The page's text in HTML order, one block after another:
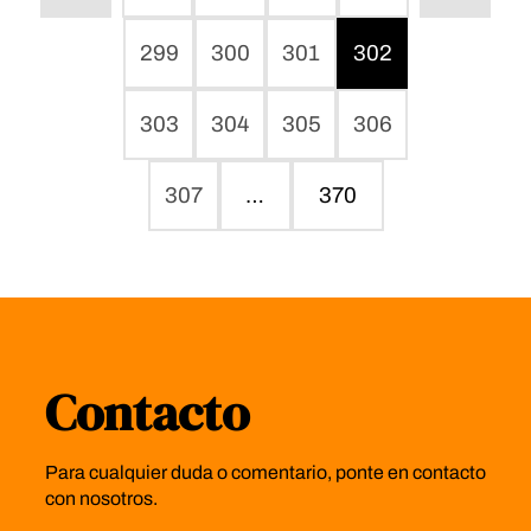
299 300 301 302
303 304 305 306
307 … 370
Contacto
Para cualquier duda o comentario, ponte en contacto
con nosotros.